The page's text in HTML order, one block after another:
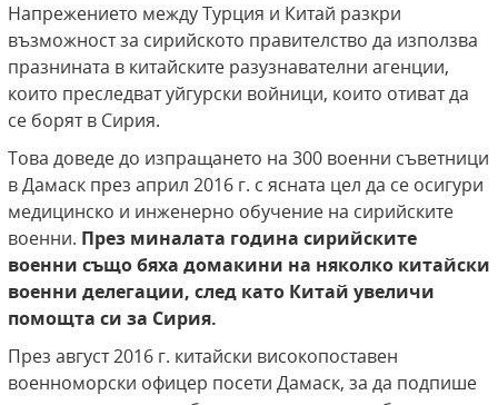
Напрежението между Турция и Китай разкри
възможност за сирийското правителство да използва
празнината в китайските разузнавателни агенции,
които преследват уйгурски войници, които отиват да
се борят в Сирия.
Това доведе до изпращането на 300 военни съветници
в Дамаск през април 2016 г. с ясната цел да се осигури
медицинско и инженерно обучение на сирийските
военни. През миналата година сирийските
военни също бяха домакини на няколко китайски
военни делегации, след като Китай увеличи
помощта си за Сирия.
През август 2016 г. китайски високопоставен
военноморски офицер посети Дамаск, за да подпише